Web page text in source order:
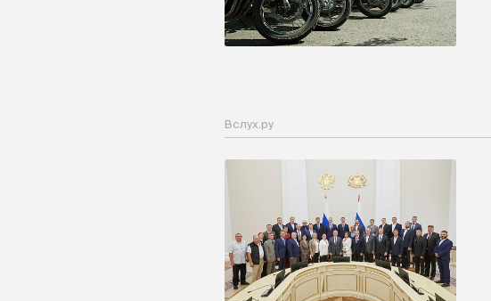
Вслух.ру